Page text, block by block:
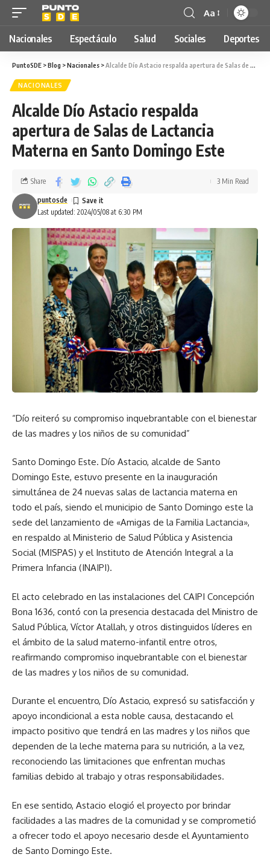
Aa
Nacionales Espectáculo Salud Sociales Deportes
PuntoSDE >Blog >Nacionales >Alcalde Dío Astacio respalda apertura de Salas de Lactancia Materna en Santo Domingo Este
NACIONALES
Alcalde Dío Astacio respalda
apertura de Salas de Lactancia
Materna en Santo Domingo Este
Last updated: 2024/05/08 at 6:30 PM
puntosde
Share 3 Min Read
“Dío reiteró su compromiso inquebrantable con el bienestar
de las madres y los niños de su comunidad”
Santo Domingo Este. Dío Astacio, alcalde de Santo
Domingo Este, estuvo presente en la inauguración
simultánea de 24 nuevas salas de lactancia materna en
todo el país, siendo el municipio de Santo Domingo este la
sede del lanzamiento de «Amigas de la Familia Lactancia»,
en respaldo al Ministerio de Salud Pública y Asistencia
Social (MISPAS) y el Instituto de Atención Integral a la
Primera Infancia (INAIPI).
El acto celebrado en las instalaciones del CAIPI Concepción
Bona 1636, contó con la presencia destacada del Ministro de
Salud Pública, Víctor Atallah, y otros distinguidos líderes en
el ámbito de la salud materno-infantil entre otros,
reafirmando compromiso inquebrantable con el bienestar
de las madres y los niños de su comunidad.
Durante el encuentro, Dío Astacio, expresó su satisfacción y
apoyo incondicional a esta noble causa, destacando el
impacto positivo que tendrá en las madres y los niños que
dependen de la leche materna para su nutrición, a la vez,
reconociendo las limitaciones que enfrentan muchas
familias debido al trabajo y otras responsabilidades.
En ese sentido, Astacio elogió el proyecto por brindar
facilidades a las madres de la comunidad y se comprometió
a ofrecer todo el apoyo necesario desde el Ayuntamiento
de Santo Domingo Este.